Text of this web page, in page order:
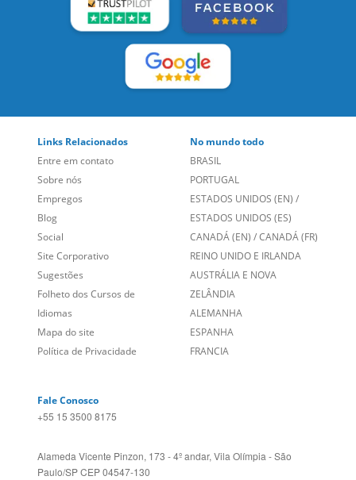
Links Relacionados
Entre em contato
Sobre nós
Empregos
Blog
Social
Site Corporativo
Sugestões
Folheto dos Cursos de
Idiomas
Mapa do site
Política de Privacidade
No mundo todo
BRASIL
PORTUGAL
ESTADOS UNIDOS (EN) /
ESTADOS UNIDOS (ES)
CANADÁ (EN) /CANADÁ (FR)
REINO UNIDO E IRLANDA
AUSTRÁLIA E NOVA
ZELÂNDIA
ALEMANHA
ESPANHA
FRANCIA
Fale Conosco
+55 15 3500 8175
Alameda Vicente Pinzon, 173 - 4º andar, Vila Olímpia - São
Paulo/SP CEP 04547-130